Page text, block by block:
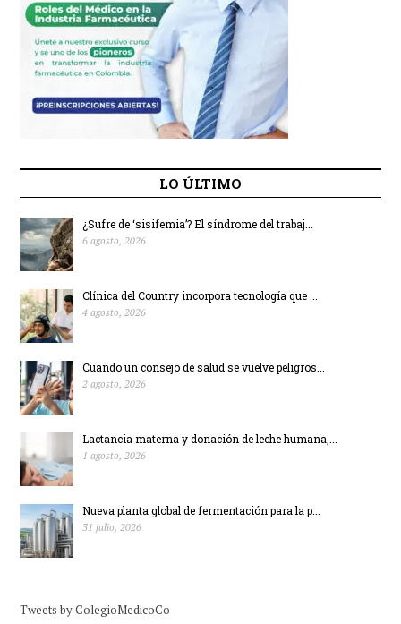
LO ÚLTIMO
¿Sufre de ‘sisifemia’? El síndrome del trabaj...
6 agosto, 2026
Clínica del Country incorpora tecnología que ...
4 agosto, 2026
Cuando un consejo de salud se vuelve peligros...
2 agosto, 2026
Lactancia materna y donación de leche humana,...
1 agosto, 2026
Nueva planta global de fermentación para la p...
31 julio, 2026
Tweets by ColegioMedicoCo